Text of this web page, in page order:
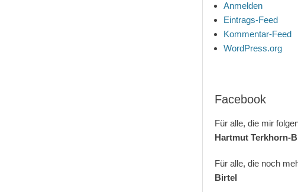
Anmelden
Eintrags-Feed
Kommentar-Feed
WordPress.org
Facebook
Für alle, die mir
Hartmut Terkhorn-
Für alle, die noch
Birtel